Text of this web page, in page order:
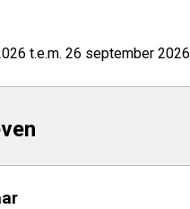
t.e.m. 26 september 2026